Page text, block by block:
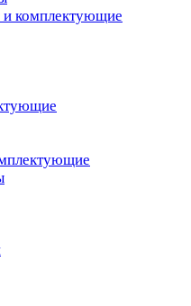
комплектующие